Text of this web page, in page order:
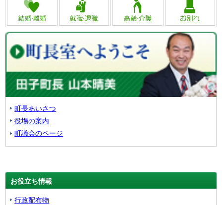
町長あいさつ
役場の案内
町議会のページ
お役立ち情報
行政配布物